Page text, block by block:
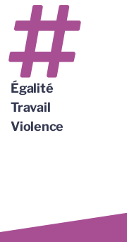
Égalité
Travail
Violence